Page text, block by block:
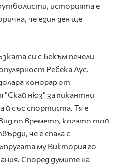
историята е
че един ден ще
си с Бекъм печели
Ребека Лус.
хонорар от
"Скай нюз" за пикантни
със спортиста. Тя е
по времето, когато той
че е спала с
му Виктория го
Според думите на